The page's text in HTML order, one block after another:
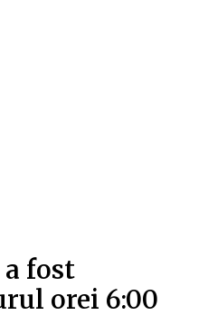
fost
orei 6:00